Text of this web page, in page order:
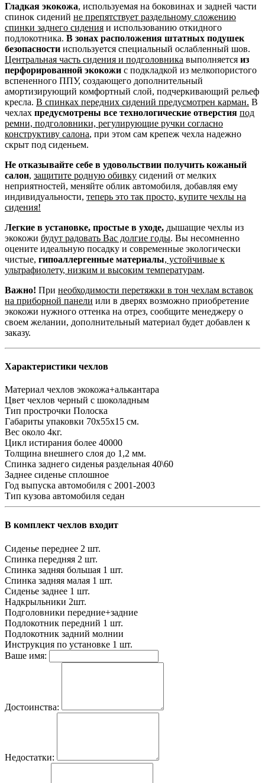
Гладкая экокожа, используемая на боковинах и задней части
спинок сидений не препятствует раздельному сложению
спинки заднего сидения и использованию откидного
подлокотника. В зонах расположения штатных подушек
безопасности используется специальный ослабленный шов.
Центральная часть сидения и подголовника выполняется из
перфорированной экокожи с подкладкой из мелкопористого
вспененного ППУ, создающего дополнительный
амортизирующий комфортный слой, подчеркивающий рельеф
кресла. В спинках передних сидений предусмотрен карман. В
чехлах предусмотрены все технологические отверстия под
ремни, подголовники, регулирующие ручки согласно
конструктиву салона, при этом сам крепеж чехла надежно
скрыт под сиденьем.
Не отказывайте себе в удовольствии получить кожаный
салон, защитите родную обивку сидений от мелких
неприятностей, меняйте облик автомобиля, добавляя ему
индивидуальности, теперь это так просто, купите чехлы на
сидения!
Легкие в установке, простые в уходе, дышащие чехлы из
экокожи будут радовать Вас долгие годы. Вы несомненно
оцените идеальную посадку и современные экологически
чистые, гипоаллергенные материалы, устойчивые к
ультрафиолету, низким и высоким температурам.
Важно! При необходимости перетяжки в тон чехлам вставок
на приборной панели или в дверях возможно приобретение
экокожи нужного оттенка на отрез, сообщите менеджеру о
своем желании, дополнительный материал будет добавлен к
заказу.
Характеристики чехлов
Материал чехлов экокожа+алькантара
Цвет чехлов черный с шоколадным
Тип прострочки Полоска
Габариты упаковки 70х55х15 см.
Вес около 4кг.
Цикл истирания более 40000
Толщина внешнего слоя до 1,2 мм.
Спинка заднего сиденья раздельная 40\60
Заднее сиденье сплошное
Год выпуска автомобиля с 2001-2003
Тип кузова автомобиля седан
В комплект чехлов входит
Сиденье переднее 2 шт.
Спинка передняя 2 шт.
Спинка задняя большая 1 шт.
Спинка задняя малая 1 шт.
Сиденье заднее 1 шт.
Надкрыльники 2шт.
Подголовники передние+задние
Подлокотник передний 1 шт.
Подлокотник задний молнии
Инструкция по установке 1 шт.
Ваше имя:
Достоинства:
Недостатки: